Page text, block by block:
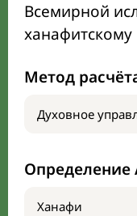
Всемирной
Метод
Определение